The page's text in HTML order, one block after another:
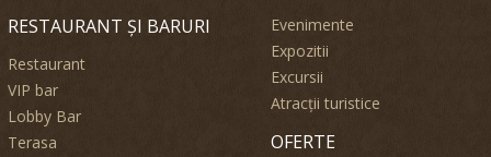
RESTAURANT ȘI BARURI
Restaurant
VIP bar
Lobby Bar
Terasa
Evenimente
Expozitii
Excursii
Atracții turistice
OFERTE